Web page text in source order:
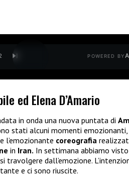
POWERED BY
ed Elena D’Amario
in onda una nuova puntata di
stati alcuni momenti emozionanti,
e l’emozionante coreografia
in Iran. In settimana abbiamo
travolgere dall’emozione.
e ci sono riuscite.